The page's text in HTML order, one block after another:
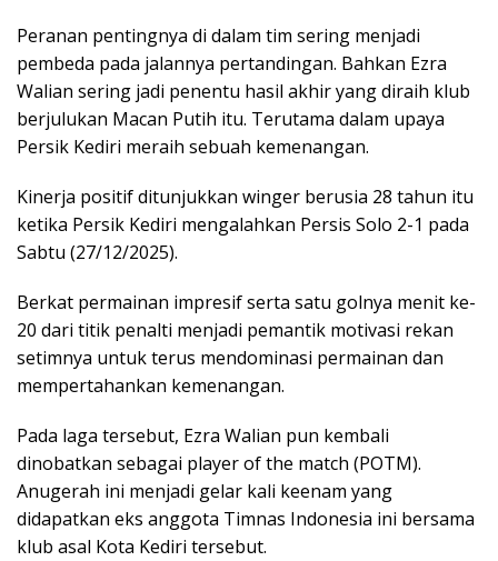
Peranan pentingnya di dalam tim sering menjadi
pembeda pada jalannya pertandingan. Bahkan Ezra
Walian sering jadi penentu hasil akhir yang diraih klub
berjulukan Macan Putih itu. Terutama dalam upaya
Persik Kediri meraih sebuah kemenangan.
Kinerja positif ditunjukkan winger berusia 28 tahun itu
ketika Persik Kediri mengalahkan Persis Solo 2-1 pada
Sabtu (27/12/2025).
Berkat permainan impresif serta satu golnya menit ke-
20 dari titik penalti menjadi pemantik motivasi rekan
setimnya untuk terus mendominasi permainan dan
mempertahankan kemenangan.
Pada laga tersebut, Ezra Walian pun kembali
dinobatkan sebagai player of the match (POTM).
Anugerah ini menjadi gelar kali keenam yang
didapatkan eks anggota Timnas Indonesia ini bersama
klub asal Kota Kediri tersebut.